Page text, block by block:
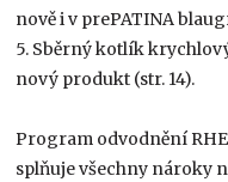
nově i v prePATINA
5. Sběrný kotlík
nový produkt (str. 14).
Program odvodnění
splňuje všechny nároky